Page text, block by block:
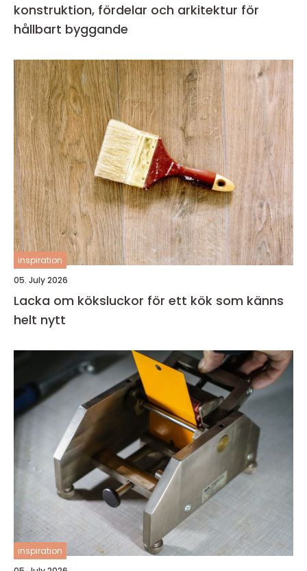
konstruktion, fördelar och arkitektur för
hållbart byggande
inspiration
05. July 2026
Lacka om köksluckor för ett kök som känns
helt nytt
inspiration